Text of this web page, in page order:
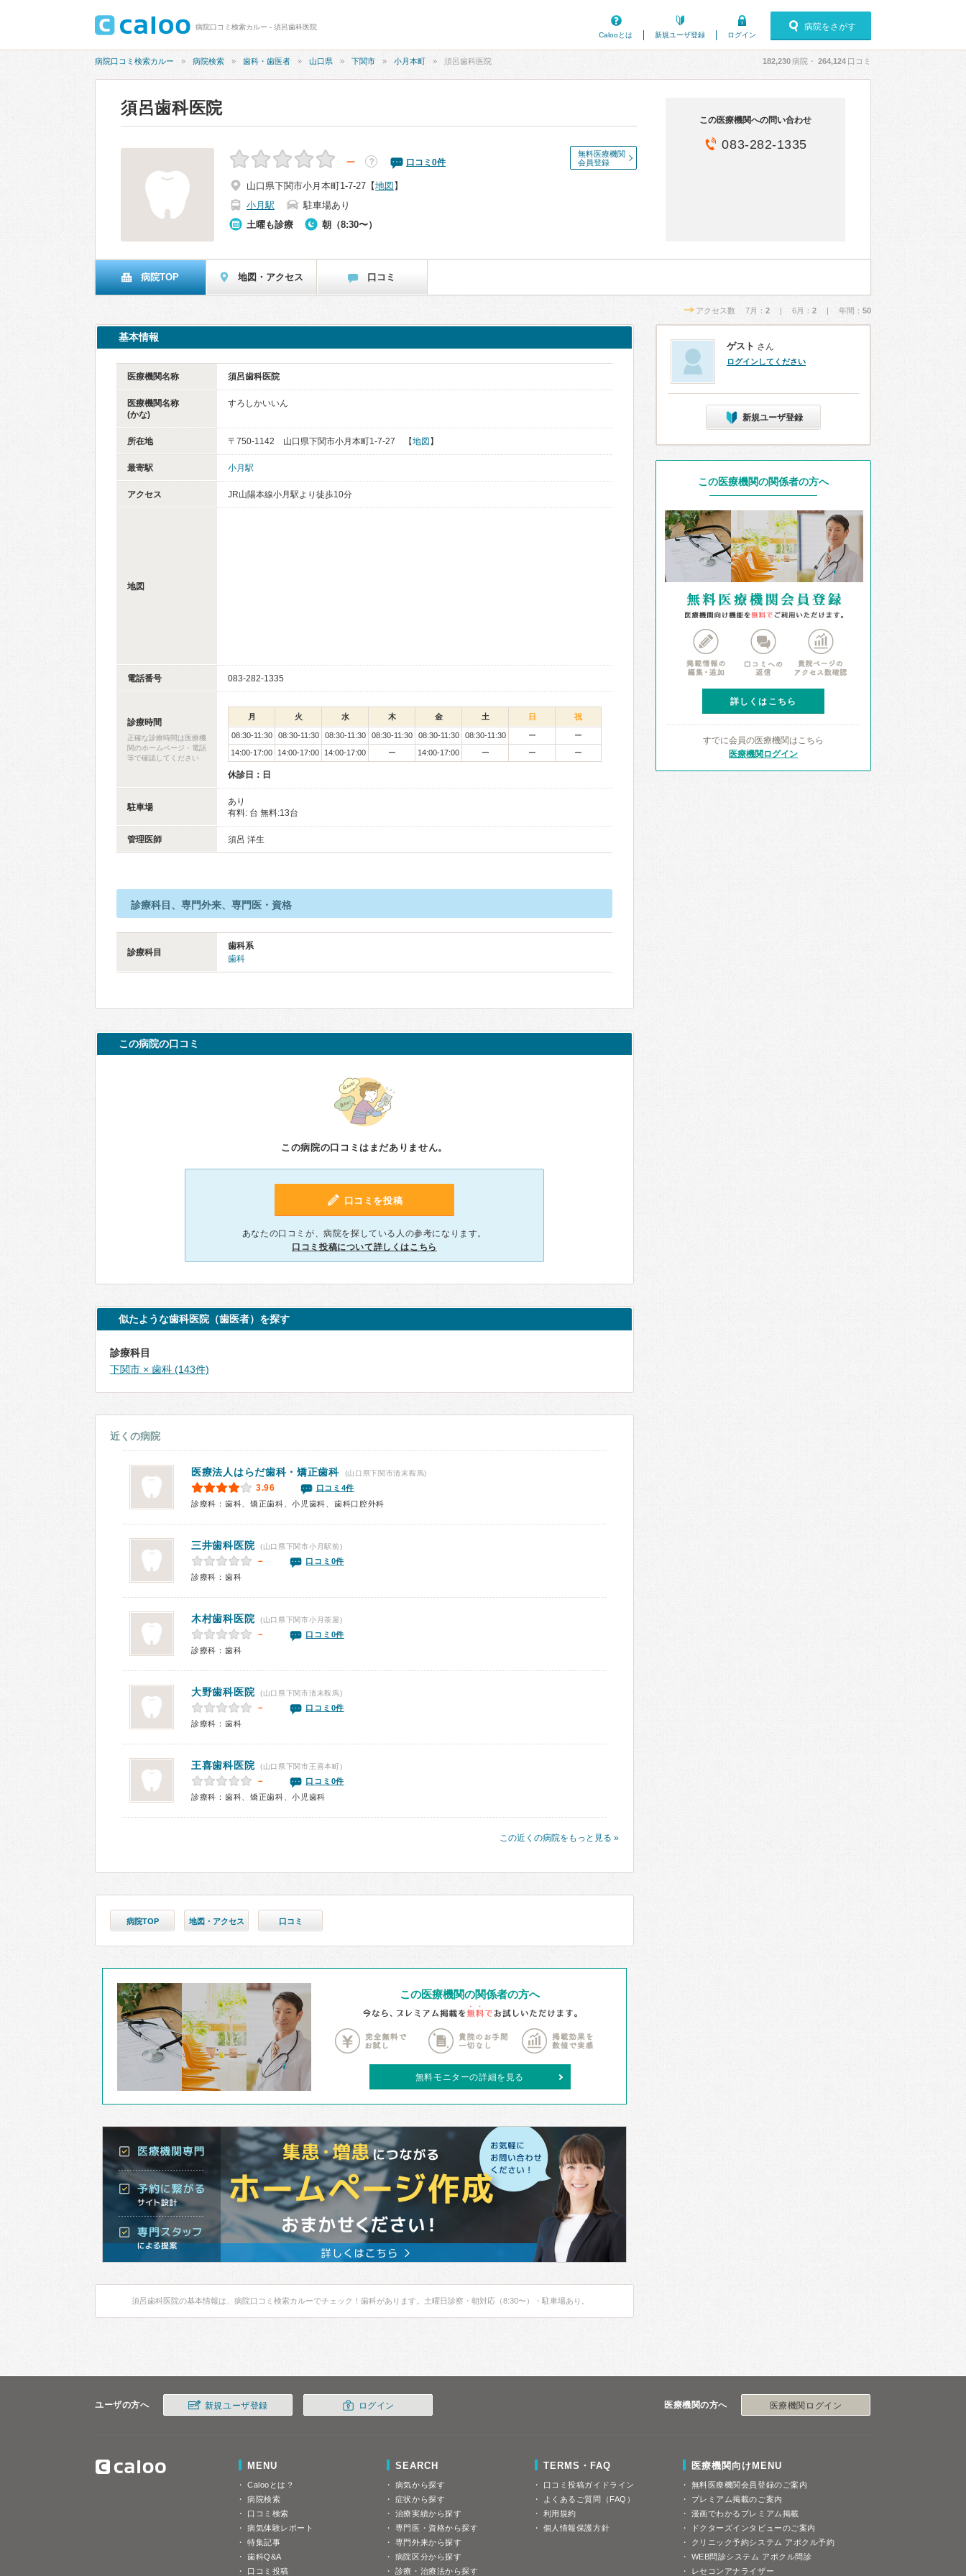
病院口コミ検索カルー - 須呂歯科医院
Calooとは
新規ユーザ登録 ログイン
病院をさがす
病院口コミ検索カルー 病院検索 歯科・歯医者 山口県 下関市 小月本町 須呂歯科医院 182,230病院・ 264,124 口コミ
須呂歯科医院
無料医療機関
会員登録
－ ？ 口コミ 0件
山口県下関市小月本町1-7-27 【地図 】
小月駅
駐車場あり
土曜も診療
朝（8:30〜）
この医療機関への問い合わせ
083-282-1335
病院TOP 地図・アクセス 口コミ
アクセス数 7月： 2 | 6月： 2 | 年間： 50
基本情報
医療機関名称 須呂歯科医院
医療機関名称
(かな)
すろしかいいん
所在地 〒750-1142 山口県下関市小月本町1-7-27 【地図 】
最寄駅 小月駅
アクセス JR山陽本線小月駅より徒歩10分
地図
電話番号 083-282-1335
診療時間
正確な診療時間は医療機
関のホームページ・電話
等で確認してください
月 火 水 木 金 土 日 祝
08:30-11:30 08:30-11:30 08:30-11:30 08:30-11:30 08:30-11:30 08:30-11:30 ー
ー
14:00-17:00
14:00-17:00 14:00-17:00 ー 14:00-17:00 ー ー ー
休診日：日
駐車場
あり
有料: 台 無料:13台
管理医師 須呂 洋生
診療科目、専門外来、専門医・資格
診療科目
歯科系
歯科
この病院の口コミ
この病院の口コミはまだありません。
口コミを投稿
あなたの口コミが、病院を探している人の参考になります。
口コミ投稿について詳しくはこちら
似たような歯科医院（歯医者）を探す
診療科目
下関市 × 歯科 (143件)
近くの病院
医療法人はらだ歯科・矯正歯科 (山口県下関市清末鞍馬)
3.96
口コミ4件
診療科：歯科、矯正歯科、小児歯科、歯科口腔外科
三井歯科医院 (山口県下関市小月駅前)
－
口コミ0件
診療科：歯科
木村歯科医院 (山口県下関市小月茶屋)
－
口コミ0件
診療科：歯科
大野歯科医院 (山口県下関市清末鞍馬)
－
口コミ0件
診療科：歯科
王喜歯科医院 (山口県下関市王喜本町)
－
口コミ0件
診療科：歯科、矯正歯科、小児歯科
この近くの病院をもっと見る »
病院TOP 地図・アクセス 口コミ
この医療機関の関係者の方へ
無料モニターの詳細を見る
須呂歯科医院の基本情報は、病院口コミ検索カルーでチェック！歯科があります。土曜日診察・朝対応（8:30〜）・駐車場あり。
ゲスト さん
ログインしてください
新規ユーザ登録
この医療機関の関係者の方へ
詳しくはこちら
すでに会員の医療機関はこちら
医療機関ログイン
ユーザの方へ 新規ユーザ登録 ログイン 医療機関の方へ 医療機関ログイン
MENU
Calooとは？
病院検索
口コミ検索
病気体験レポート
特集記事
歯科Q&A
口コミ投稿
SEARCH
病気から探す
症状から探す
治療実績から探す
専門医・資格から探す
専門外来から探す
病院区分から探す
診療・治療法から探す
TERMS・FAQ
口コミ投稿ガイドライン
よくあるご質問（FAQ）
利用規約
個人情報保護方針
医療機関向けMENU
無料医療機関会員登録のご案内
プレミアム掲載のご案内
漫画でわかるプレミアム掲載
ドクターズインタビューのご案内
クリニック予約システム アポクル予約
WEB問診システム アポクル問診
レセコンアナライザー